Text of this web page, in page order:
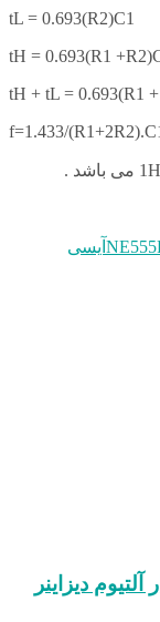
tL = 0.693(R2)C1
tH = 0.693(R1 +R2
tH + tL = 0.693(R1
f=1.433/
NE555 آیسی
دیزاینر